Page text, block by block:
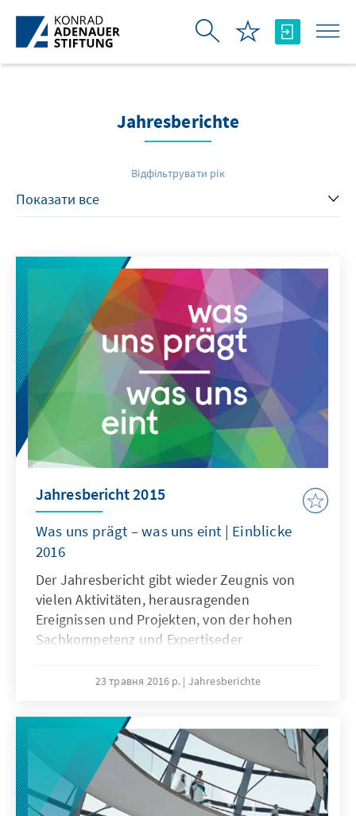
Skip to Main Content
Jahresberichte
Відфільтрувати рік
Jahresbericht 2015
Was uns prägt – was uns eint | Einblicke
2016
Der Jahresbericht gibt wieder Zeugnis von
vielen Aktivitäten, herausragenden
Ereignissen und Projekten, von der hohen
Sachkompetenz und Expertiseder
weltweiten Engagement für Demokratie,
Rechtsstaatlichkeit. Sie alle habenunseren
großen Dank mehr als verdient.
23 травня 2016 р. Jahresberichte